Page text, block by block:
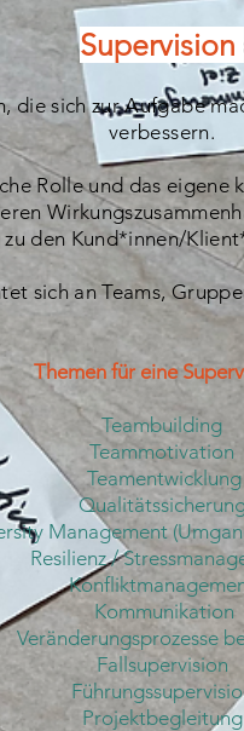
Supervision
die sich zur Aufgabe
verbessern.
Rolle und das eigene
den Kund*innen/
sich an Teams,
Themen für eine
Teambuilding
Teammotivation
Teamentwicklung
Management
Resilienz /
Kommunikation
Veränderungsprozesse
Fallsupervision
Projektbegleitung